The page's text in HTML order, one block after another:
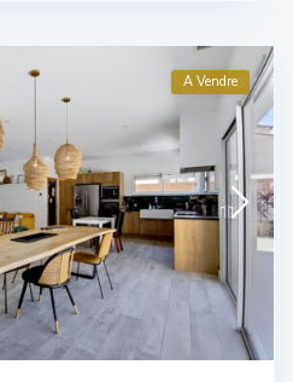
A Vendre